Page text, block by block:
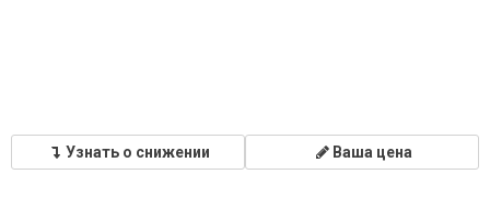
Узнать о снижении Ваша цена